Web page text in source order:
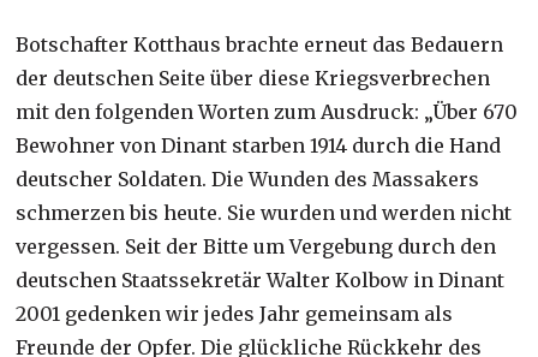
Botschafter Kotthaus brachte erneut das Bedauern
der deutschen Seite über diese Kriegsverbrechen
mit den folgenden Worten zum Ausdruck: „Über 670
Bewohner von Dinant starben 1914 durch die Hand
deutscher Soldaten. Die Wunden des Massakers
schmerzen bis heute. Sie wurden und werden nicht
vergessen. Seit der Bitte um Vergebung durch den
deutschen Staatssekretär Walter Kolbow in Dinant
2001 gedenken wir jedes Jahr gemeinsam als
Freunde der Opfer. Die glückliche Rückkehr des